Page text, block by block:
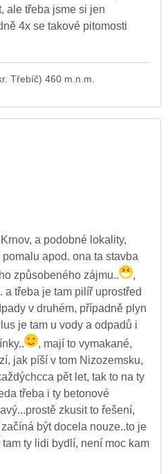
ale třeba jsme si jen
4x se takové pitomosti
Třebíč) 460 m.n.m.
a podobné lokality,
apod. ona ta stavba
způsobeného zájmu..
,
a třeba je tam pilíř uprostřed
v druhém, případně plyn
je tam u vody a odpadů i
, mají to vymakané,
jak píší v tom Nizozemsku,
pět let, tak to na ty
třeba i ty betonové
zkusit to řešení,
být docela nouze..to je
ty lidi bydlí, není moc kam